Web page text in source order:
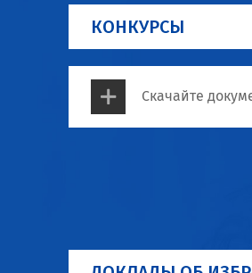
КОНКУРСЫ
Скачайте